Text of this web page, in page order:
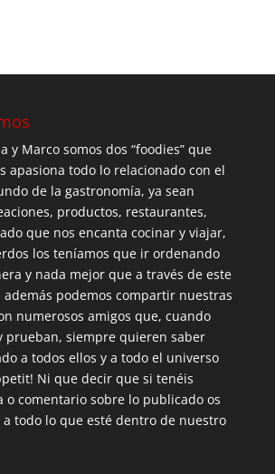
y Marco somos dos “foodies” que
apasiona todo lo relacionado con el
de la gastronomía, ya sean
productos, restaurantes,
que nos encanta cocinar y viajar,
los teníamos que ir ordenando
y nada mejor que a través de este
además podemos compartir nuestras
numerosos amigos que, cuando
prueban, siempre quieren saber
a todos ellos y a todo el universo
Ni que decir que si tenéis
o comentario sobre lo publicado os
todo lo que esté dentro de nuestro